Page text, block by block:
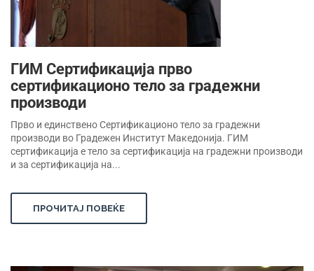
ГИМ Сертификација прво
сертификационо тело за градежни
производи
Прво и единствено Сертификационо тело за градежни
производи во Градежен Институт Македонија. ГИМ
сертификација е тело за сертификација на градежни производи
и за сертификација на...
ПРОЧИТАЈ ПОВЕЌЕ